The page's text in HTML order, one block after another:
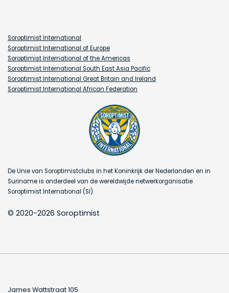
Soroptimist International
Soroptimist International of Europe
Soroptimist International of the Americas
Soroptimist International South East Asia Pacific
Soroptimist International Great Britain and Ireland
Soroptimist International African Federation
De Unie van Soroptimistclubs in het Koninkrijk der Nederlanden en in
Suriname is onderdeel van de wereldwijde netwerkorganisatie
Soroptimist International (SI).
© 2020-2026 Soroptimist
James Wattstraat 105